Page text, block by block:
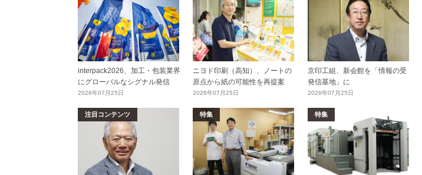
interpack2026、加工・包装業界
にグローバルなシグナル発信
2026年07月25日
ニヨド印刷（高知）、ノートの
原点から紙の可能性を再提案
2026年07月25日
京印工組、新会館を「情報の受
発信基地」に
2026年07月25日
注目コンテンツ 特集 特集